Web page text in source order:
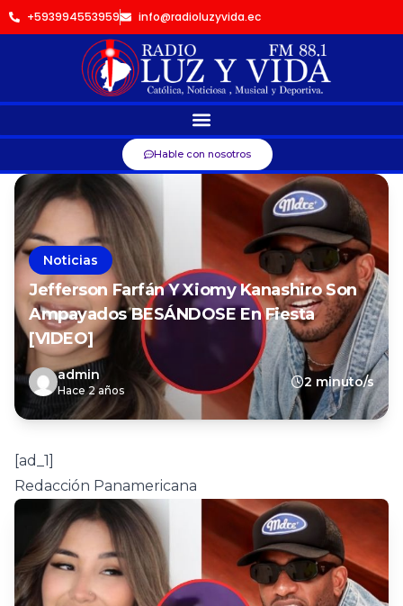
+593994553959 info@radioluzyvida.ec
Hable con nosotros
Noticias
Jefferson Farfán Y Xiomy Kanashiro Son
Ampayados BESÁNDOSE En Fiesta
[VIDEO]
admin
Hace 2 años
2 minuto/s
[ad_1]
Redacción Panamericana